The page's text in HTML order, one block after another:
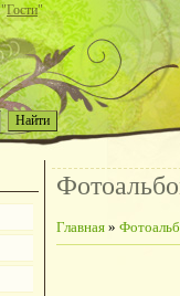
Гости"
Главная »